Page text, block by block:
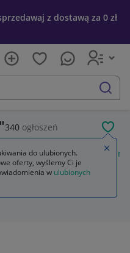
z dostawą za 0 zł
szukaj
340 ogłoszeń
h7 philips kostka do
do ulubionych.
oferty, wyślemy Ci je
w ulubionych